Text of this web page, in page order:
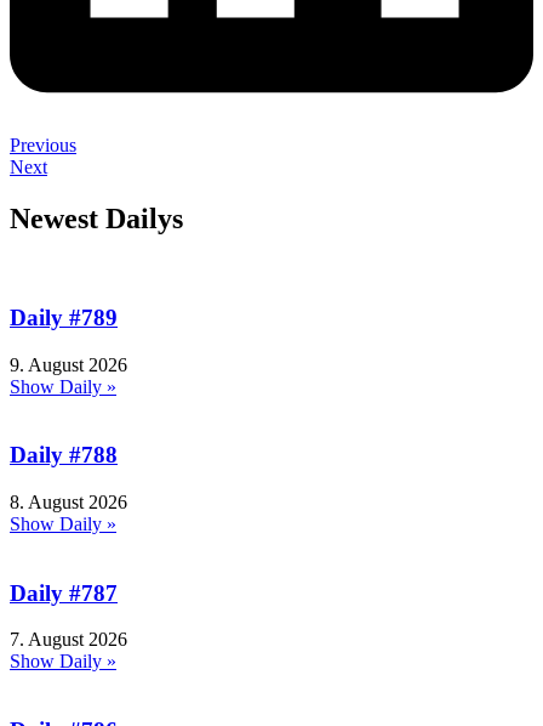
Previous
Next
Newest Dailys
Daily #789
9. August 2026
Show Daily »
Daily #788
8. August 2026
Show Daily »
Daily #787
7. August 2026
Show Daily »